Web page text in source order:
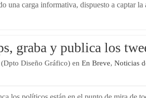
una carga informativa, dispuesto a captar la
graba y publica los
Diseño Gráfico) en En Breve, Noticias